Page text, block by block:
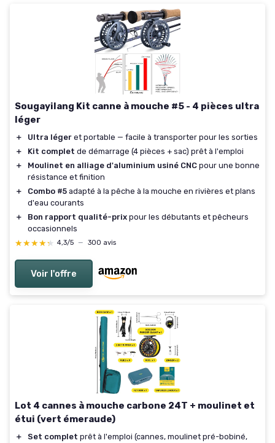
Sougayilang Kit canne à mouche #5 - 4 pièces ultra
léger
＋ Ultra léger et portable — facile à transporter pour les sorties
＋
Kit complet de démarrage (4 pièces + sac) prêt à l'emploi
＋
Moulinet en alliage d'aluminium usiné CNC pour une bonne
résistance et finition
＋
Combo #5 adapté à la pêche à la mouche en rivières et plans
d'eau courants
＋
Bon rapport qualité-prix pour les débutants et pêcheurs
occasionnels
★★★★★
★★★★★ 4,3/5 — 300 avis
Voir l'offre
Lot 4 cannes à mouche carbone 24T + moulinet et
étui (vert émeraude)
＋ Set complet prêt à l'emploi (cannes, moulinet pré-bobiné,